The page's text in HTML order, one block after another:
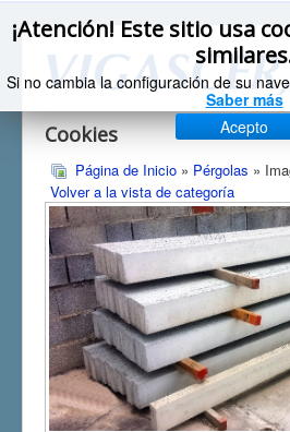
Cookies
¡Atención! Este sitio usa
Si no cambia la configuración de su
Saber más
Acepto
Página de Inicio » Pérgolas »
Volver a la vista de categoría